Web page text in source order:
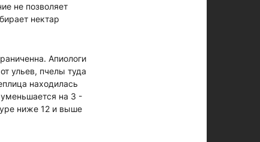
не позволяет
нектар
Апиологи
ульев, пчелы туда
находилась
на 3 -
ниже 12 и выше